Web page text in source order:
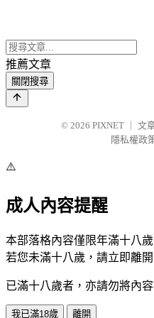
推薦文章
關閉搜尋
© 2026 PIXNET
文
隱私權政
⚠️
成人內容提醒
本部落格內容僅限年滿十八歲
若您未滿十八歲，請立即離開
已滿十八歲者，亦請勿將內
我已滿18歲 離開